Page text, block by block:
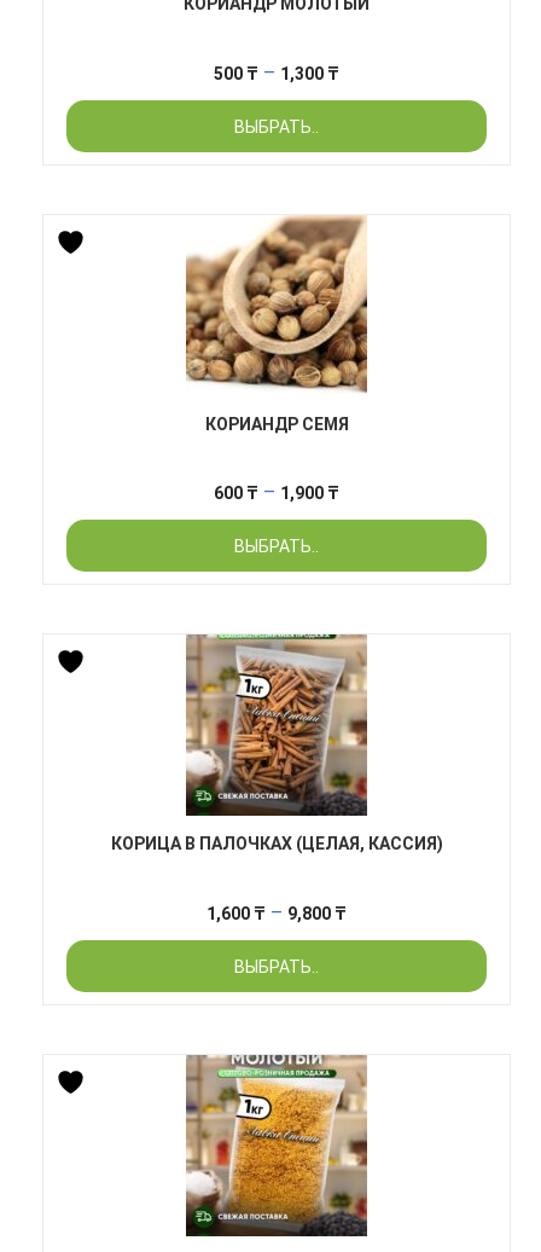
КОРИАНДР МОЛОТЫЙ
500 ₸ – 1,300 ₸
цен:
–
ВЫБРАТЬ..
КОРИАНДР СЕМЯ
600 ₸ – 1,900 ₸
цен:
–
ВЫБРАТЬ..
КОРИЦА В ПАЛОЧКАХ (ЦЕЛАЯ, КАССИЯ)
1,600 ₸ – 9,800 ₸
цен:
–
ВЫБРАТЬ..